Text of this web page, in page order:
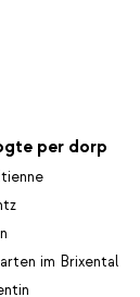
per dorp
im Brixental